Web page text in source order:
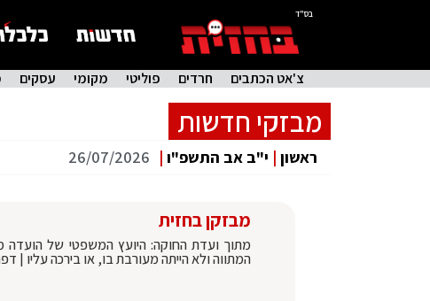
בס"ד
צ'אט הכתבים חרדים פוליטי מקומי עסקים
מבזקי חדשות
ראשון | י"ב אב התשפ"ו |
26/07/2026
מבזקן בחזית
מתוך ועדת החוקה: היועץ המשפטי של
המתווה ולא הייתה מעורבת בו, או בירכה עליו |